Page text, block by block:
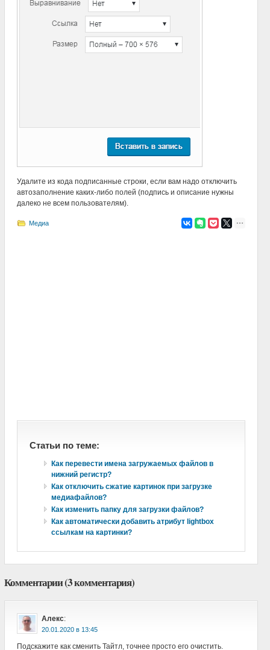
Удалите из кода подписанные строки, если вам надо отключить
автозаполнение каких-либо полей (подпись и описание нужны
далеко не всем пользователям).
Медиа
Статьи по теме:
Как перевести имена загружаемых файлов в
нижний регистр?
Как отключить сжатие картинок при загрузке
медиафайлов?
Как изменить папку для загрузки файлов?
Как автоматически добавить атрибут lightbox
ссылкам на картинки?
Комментарии (3 комментария)
Алекс:
в
Подскажите как сменить Тайтл, точнее просто его очистить.